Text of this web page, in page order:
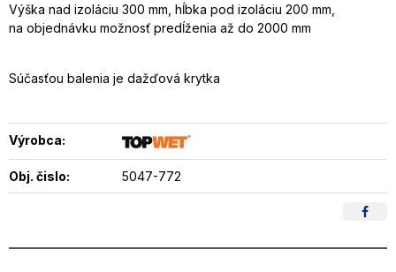
Výška nad izoláciu 300 mm, hĺbka pod izoláciu 200 mm,
na objednávku možnosť predĺženia až do 2000 mm
Súčasťou balenia je dažďová krytka
Výrobca:
Obj. čislo: 5047-772